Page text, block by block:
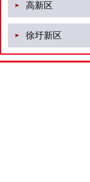
高新区
徐圩新区